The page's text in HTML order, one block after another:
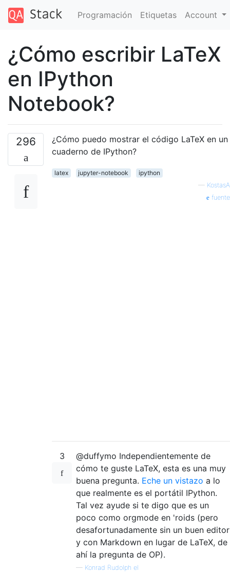
Programación Etiquetas Account
¿Cómo escribir LaTeX
en IPython
Notebook?
296
¿Cómo puedo mostrar el código LaTeX en un
cuaderno de IPython?
latex jupyter-notebook
ipython
— KostasA
fuente
3
@duffymo Independientemente de
cómo te guste LaTeX, esta es una muy
buena pregunta. Eche un vistazo a lo
que realmente es el portátil IPython.
Tal vez ayude si te digo que es un
poco como orgmode en 'roids (pero
desafortunadamente sin un buen editor
y con Markdown en lugar de LaTeX, de
ahí la pregunta de OP).
— Konrad Rudolph el